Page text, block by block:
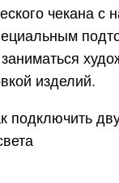
чекана с
изделий.
подключить